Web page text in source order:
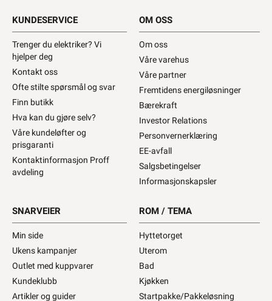
KUNDESERVICE
Trenger du elektriker? Vi
hjelper deg
Kontakt oss
Ofte stilte spørsmål og svar
Finn butikk
Hva kan du gjøre selv?
Våre kundeløfter og
prisgaranti
Kontaktinformasjon Proff
avdeling
OM OSS
Om oss
Våre varehus
Våre partner
Fremtidens energiløsninger
Bærekraft
Investor Relations
Personvernerklæring
EE-avfall
Salgsbetingelser
Informasjonskapsler
SNARVEIER
Min side
Ukens kampanjer
Outlet med kuppvarer
Kundeklubb
Artikler og guider
ROM / TEMA
Hyttetorget
Uterom
Bad
Kjøkken
Startpakke/Pakkeløsning